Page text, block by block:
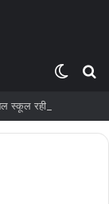
Switch